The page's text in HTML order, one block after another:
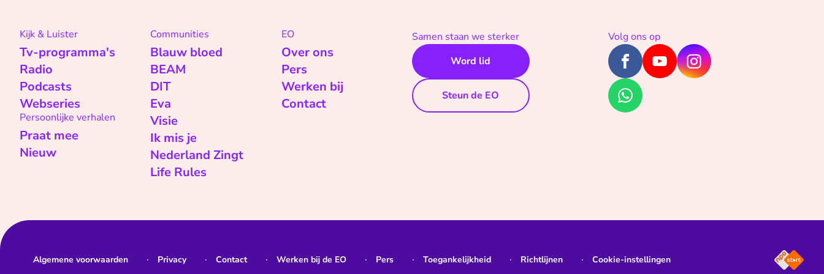
Kijk & Luister
Tv-programma's
Radio
Podcasts
Webseries
Persoonlijke verhalen
Praat mee
Nieuw
Communities
Blauw bloed
BEAM
DIT
Eva
Visie
Ik mis je
Nederland Zingt
Life Rules
EO
Over ons
Pers
Werken bij
Contact
Samen staan we sterker
Word lid
Steun de EO
Volg ons op
Algemene voorwaarden Privacy Contact Werken bij de EO Pers Toegankelijkheid Richtlijnen Cookie-instellingen